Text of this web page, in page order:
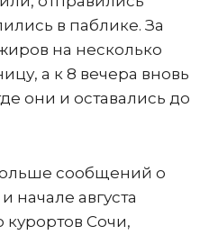
в паблике. За
на несколько
а к 8 вечера вновь
они и оставались до
сообщений о
начале августа
Сочи,